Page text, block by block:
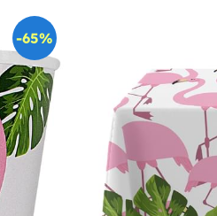
-65%